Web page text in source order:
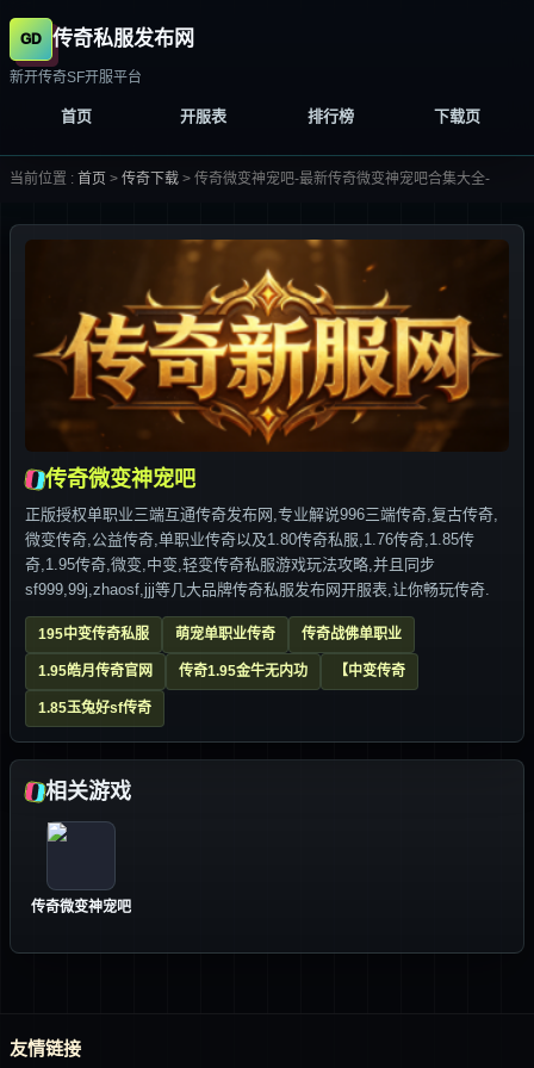
传奇私服发布网
新开传奇SF开服平台
首页 开服表 排行榜 下载页
当前位置 : 首页 > 传奇下载 > 传奇微变神宠吧-最新传奇微变神宠吧合集大全-
传奇微变神宠吧
正版授权单职业三端互通传奇发布网,专业解说996三端传奇,复古传奇,
微变传奇,公益传奇,单职业传奇以及1.80传奇私服,1.76传奇,1.85传
奇,1.95传奇,微变,中变,轻变传奇私服游戏玩法攻略,并且同步
sf999,99j,zhaosf,jjj等几大品牌传奇私服发布网开服表,让你畅玩传奇.
195中变传奇私服 萌宠单职业传奇 传奇战佛单职业
1.95皓月传奇官网 传奇1.95金牛无内功 【中变传奇
1.85玉兔好sf传奇
相关游戏
传奇微变神宠吧
友情链接